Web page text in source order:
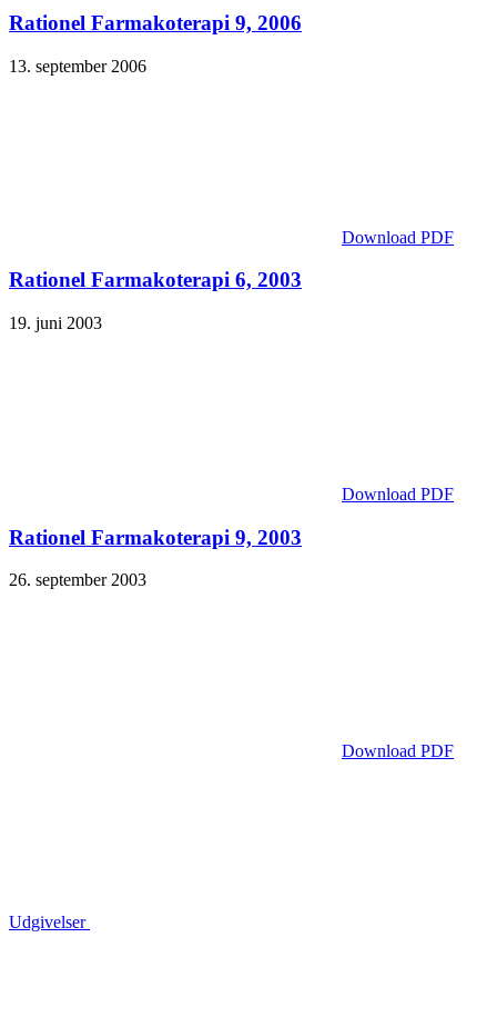
Rationel Farmakoterapi 9, 2006
13. september 2006
Download PDF
Rationel Farmakoterapi 6, 2003
19. juni 2003
Download PDF
Rationel Farmakoterapi 9, 2003
26. september 2003
Download PDF
Udgivelser